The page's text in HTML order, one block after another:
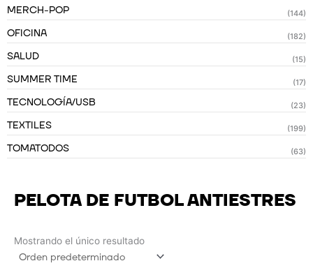
MERCH-POP (144)
OFICINA (182)
SALUD (15)
SUMMER TIME (17)
TECNOLOGÍA/USB (23)
TEXTILES (199)
TOMATODOS (63)
PELOTA DE FUTBOL ANTIESTRES
Mostrando el único resultado